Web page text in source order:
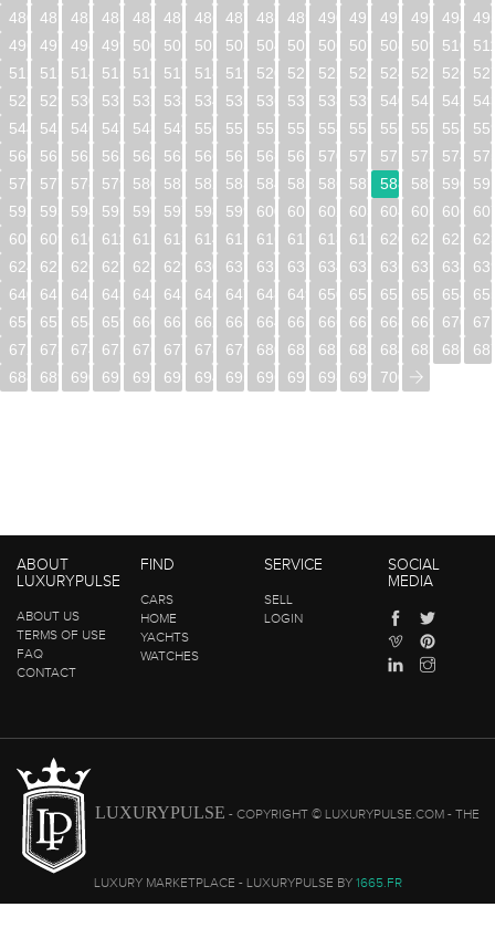
480
481 482 483 484 485 486 487 488 489 490 491 492 493 494
496
497 498 499 500 501 502 503 504 505 506 507 508 509 510
512
513 514 515 516 517 518 519 520 521 522 523 524 525 526
528
529 530 531 532 533 534 535 536 537 538 539 540 541 542
544
545 546 547 548 549 550 551 552 553 554 555 556 557 558
560
561 562 563 564 565 566 567 568 569 570 571 572 573 574
576
577 578 579 580 581 582 583 584 585 586 587 588 589 590
592
593 594 595 596 597 598 599 600 601 602 603 604 605 606
608
609 610 611 612 613 614 615 616 617 618 619 620 621 622
624
625 626 627 628 629 630 631 632 633 634 635 636 637 638
640
641 642 643 644 645 646 647 648 649 650 651 652 653 654
656
657 658 659 660 661 662 663 664 665 666 667 668 669 670
672
673 674 675 676 677 678 679 680 681 682 683 684 685 686
688
689 690 691 692 693 694 695 696 697 698 699 700
ABOUT
LUXURYPULSE
ABOUT US
TERMS OF USE
FAQ
CONTACT
FIND
CARS
HOME
YACHTS
WATCHES
SERVICE
SELL
LOGIN
SOCIAL
MEDIA
LUXURYPULSE - COPYRIGHT © LUXURYPULSE.COM - THE
LUXURY MARKETPLACE - LUXURYPULSE BY 1665.FR